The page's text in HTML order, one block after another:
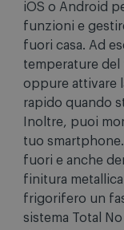
iOS o Android
funzioni e
fuori casa. Ad
temperature
oppure attivare
rapido quando
Inoltre, puoi
tuo
fuori e anche
finitura
frigorifero un
sistema Total